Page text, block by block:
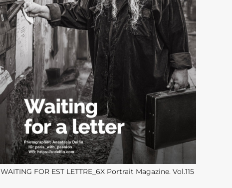
WAITING FOR EST LETTRE_6X Portrait Magazine. Vol.115